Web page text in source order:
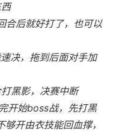
合后就好打了，也可以
决，拖到后面对手加
黑影，决赛中断
开始boss战，先打黑
开由衣技能回血撑，